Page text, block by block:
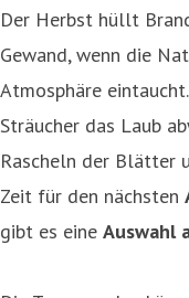
Der Herbst hüllt
Gewand, wenn die
Atmosphäre
Sträucher das Laub
Rascheln der Blätter
Zeit für den nächsten
gibt es eine Auswahl